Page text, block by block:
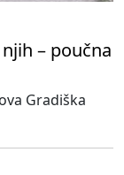
– poučna
Gradiška